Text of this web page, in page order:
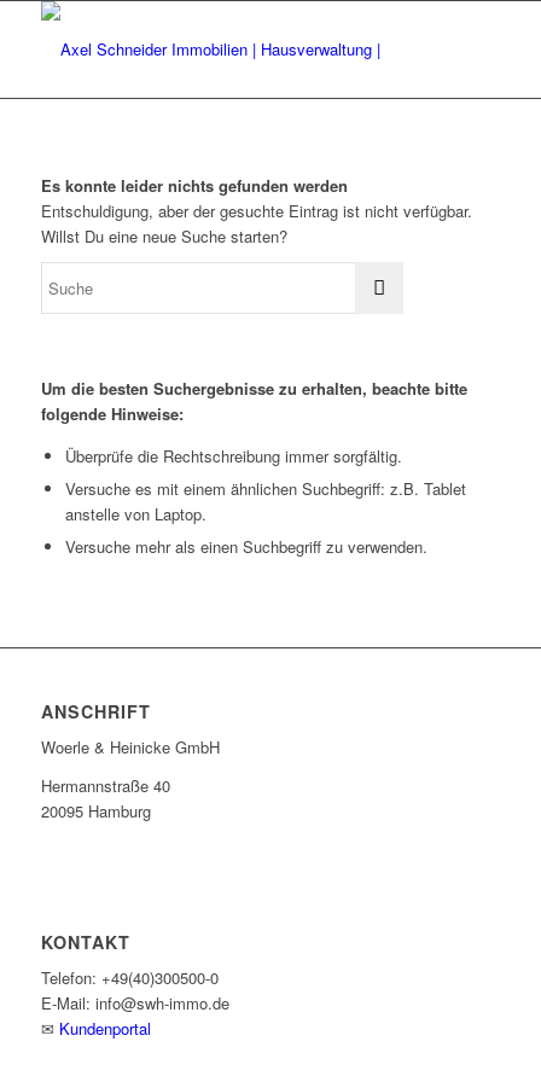
Es konnte leider nichts gefunden werden
Entschuldigung, aber der gesuchte Eintrag ist nicht verfügbar.
Willst Du eine neue Suche starten?
Um die besten Suchergebnisse zu erhalten, beachte bitte
folgende Hinweise:
Überprüfe die Rechtschreibung immer sorgfältig.
Versuche es mit einem ähnlichen Suchbegriff: z.B. Tablet
anstelle von Laptop.
Versuche mehr als einen Suchbegriff zu verwenden.
ANSCHRIFT
Woerle & Heinicke GmbH
Hermannstraße 40
20095 Hamburg
KONTAKT
Telefon: +49(40)300500-0
E-Mail: info@swh-immo.de
✉ Kundenportal